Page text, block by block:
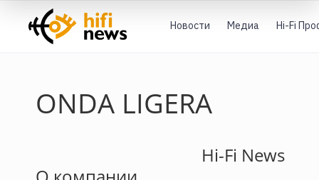
Новости Медиа Hi-Fi
ONDA LIGERA
Hi-Fi News